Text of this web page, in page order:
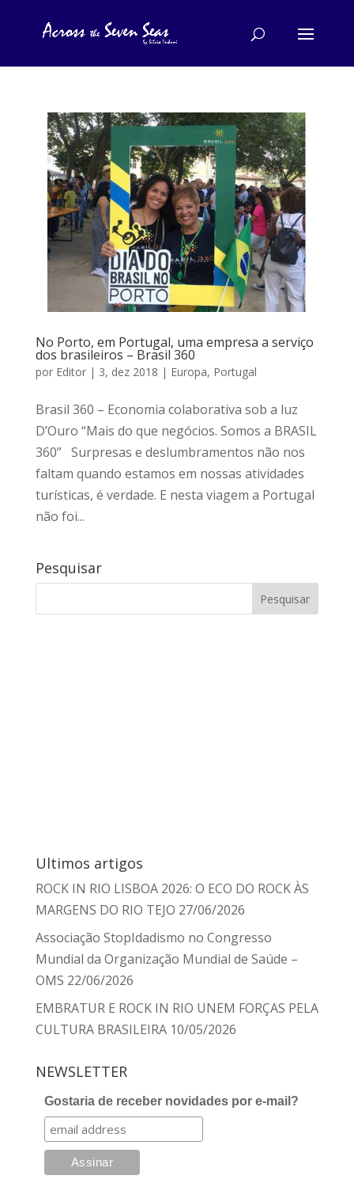
No Porto, em Portugal, uma empresa a serviço
dos brasileiros – Brasil 360
por Editor| 3, dez 2018 | Europa, Portugal
Brasil 360 – Economia colaborativa sob a luz
D’Ouro “Mais do que negócios. Somos a BRASIL
360” Surpresas e deslumbramentos não nos
faltam quando estamos em nossas atividades
turísticas, é verdade. E nesta viagem a Portugal
não foi...
Pesquisar
Ultimos artigos
ROCK IN RIO LISBOA 2026: O ECO DO ROCK ÀS
MARGENS DO RIO TEJO 27/06/2026
Associação StopIdadismo no Congresso
Mundial da Organização Mundial de Saúde –
OMS 22/06/2026
EMBRATUR E ROCK IN RIO UNEM FORÇAS PELA
CULTURA BRASILEIRA 10/05/2026
NEWSLETTER
Gostaria de receber novidades por e-mail?